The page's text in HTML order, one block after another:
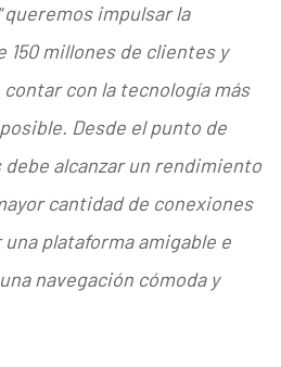
queremos impulsar la
150 millones de clientes y
con la tecnología más
Desde el punto de
alcanzar un rendimiento
cantidad de conexiones
plataforma amigable e
navegación cómoda y